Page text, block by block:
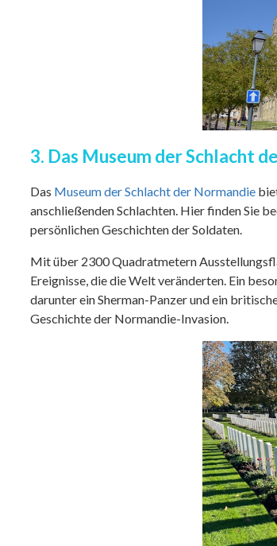
3. Das Museum der Schlacht
Das Museum der Schlacht der Normandie
anschließenden Schlachten. Hier finden Sie
persönlichen Geschichten der Soldaten.
Mit über 2300 Quadratmetern
Ereignisse, die die Welt veränderten. Ein
darunter ein Sherman-Panzer und ein
Geschichte der Normandie-Invasion.